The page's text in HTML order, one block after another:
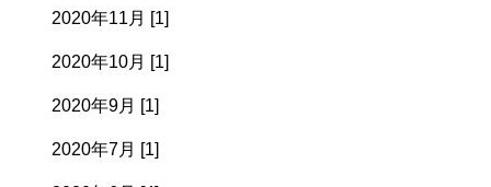
2020年11月 [1]
2020年10月 [1]
2020年9月 [1]
2020年7月 [1]